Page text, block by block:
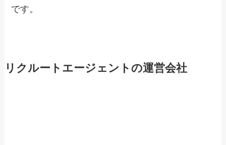
です。
リクルートエージェントの運営会社